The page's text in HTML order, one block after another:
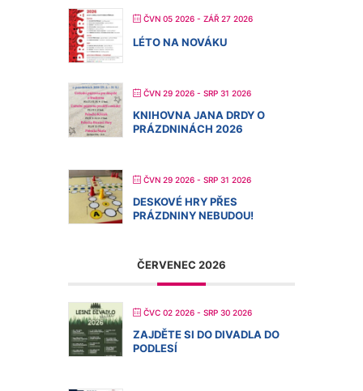
ČVN 05 2026 - ZÁŘ 27 2026
LÉTO NA NOVÁKU
ČVN 29 2026 - SRP 31 2026
KNIHOVNA JANA DRDY O
PRÁZDNINÁCH 2026
ČVN 29 2026 - SRP 31 2026
DESKOVÉ HRY PŘES
PRÁZDNINY NEBUDOU!
ČERVENEC 2026
ČVC 02 2026 - SRP 30 2026
ZAJDĚTE SI DO DIVADLA DO
PODLESÍ